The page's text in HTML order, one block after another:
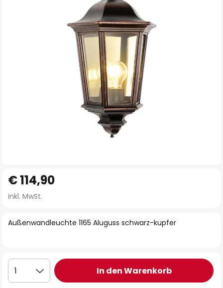
Anfang
der
springen
Außenwandleuchte 1165 Aluguss schwarz-kupfer
€ 114,90
inkl. MwSt.
1 In den Warenkorb